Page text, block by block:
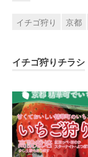
イチゴ狩り 京都
イチゴ狩りチラシ